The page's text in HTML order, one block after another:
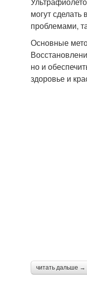
могут
проблемами,
Основные
но и
здоровье и
читать дальше →